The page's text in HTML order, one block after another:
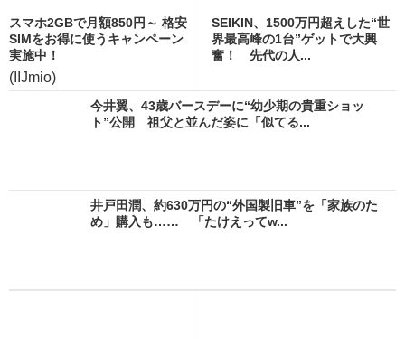
スマホ2GBで月額850円～ 格安
SIMをお得に使うキャンペーン
実施中！
(IIJmio)
SEIKIN、1500万円超えした“世
界最高峰の1台”ゲットで大興
奮！ 先代の人...
今井翼、43歳バースデーに“幼少期の貴重ショッ
ト”公開 祖父と並んだ姿に「似てる...
井戸田潤、約630万円の“外国製旧車”を「家族のた
め」購入も…… 「たけえってw...